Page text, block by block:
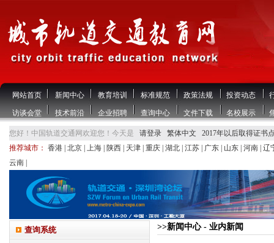
网站首页 新闻中心 教育培训 标准规范 政策法规 投资动态
访谈会堂 技术前沿 企业招聘 查询中心 文件下载 名校展示
您好！中国轨道交通网欢迎您！今天是 请登录 繁体中文
2017年以后取得证书
推荐城市： 香港 北京 上海 陕西 天津 重庆 湖北 江苏 广东 山东 河南 辽
云南
查询系统 >>新闻中心 - 业内新闻